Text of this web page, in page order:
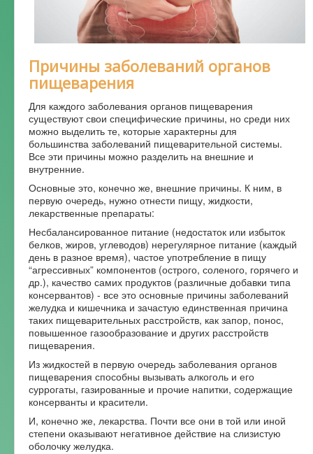
Причины заболеваний органов
пищеварения
Для каждого заболевания органов пищеварения
существуют свои специфические причины, но среди них
можно выделить те, которые характерны для
большинства заболеваний пищеварительной системы.
Все эти причины можно разделить на внешние и
внутренние.
Основные это, конечно же, внешние причины. К ним, в
первую очередь, нужно отнести пищу, жидкости,
лекарственные препараты:
Несбалансированное питание (недостаток или избыток
белков, жиров, углеводов) нерегулярное питание (каждый
день в разное время), частое употребление в пищу
“агрессивных” компонентов (острого, соленого, горячего и
др.), качество самих продуктов (различные добавки типа
консервантов) - все это основные причины заболеваний
желудка и кишечника и зачастую единственная причина
таких пищеварительных расстройств, как запор, понос,
повышенное газообразование и других расстройств
пищеварения.
Из жидкостей в первую очередь заболевания органов
пищеварения способны вызывать алкоголь и его
суррогаты, газированные и прочие напитки, содержащие
консерванты и красители.
И, конечно же, лекарства. Почти все они в той или иной
степени оказывают негативное действие на слизистую
оболочку желудка.